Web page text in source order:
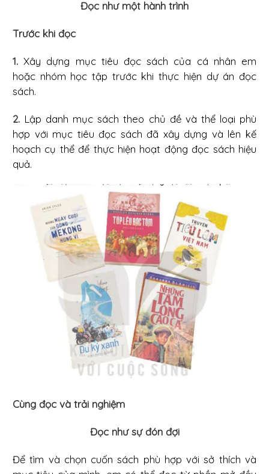
Đọc như một hành trình
Trước khi đọc
1. Xây dựng mục tiêu đọc sách của cá nhân em
hoặc nhóm học tập trước khi thực hiện dự án đọc
sách.
2. Lập danh mục sách theo chủ đề và thể loại phù
hợp với mục tiêu đọc sách đã xây dựng và lên kế
hoạch cụ thể để thực hiện hoạt động đọc sách hiệu
quả.
Cùng đọc và trải nghiệm
Đọc như sự đón đợi
Để tìm và chọn cuốn sách phù hợp với sở thích và